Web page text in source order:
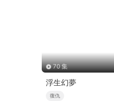
70 集
浮生幻夢
復仇